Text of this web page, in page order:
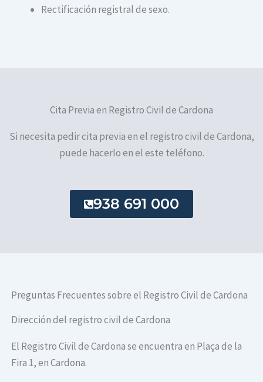
Rectificación registral de sexo.
Cita Previa en Registro Civil de Cardona
Si necesita pedir cita previa en el registro civil de Cardona,
puede hacerlo en el este teléfono.
938 691 000
Preguntas Frecuentes sobre el Registro Civil de Cardona
Dirección del registro civil de Cardona
El Registro Civil de Cardona se encuentra en Plaça de la
Fira 1, en Cardona.